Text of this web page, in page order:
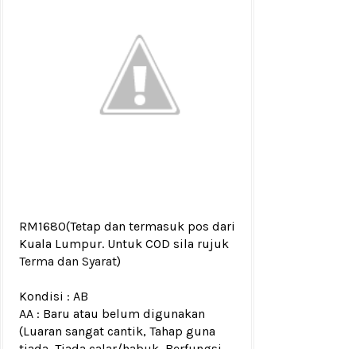
RM1680(Tetap dan termasuk pos dari
Kuala Lumpur. Untuk COD sila rujuk
Terma dan Syarat)
Kondisi : AB
AA : Baru atau belum digunakan
(Luaran sangat cantik, Tahap guna